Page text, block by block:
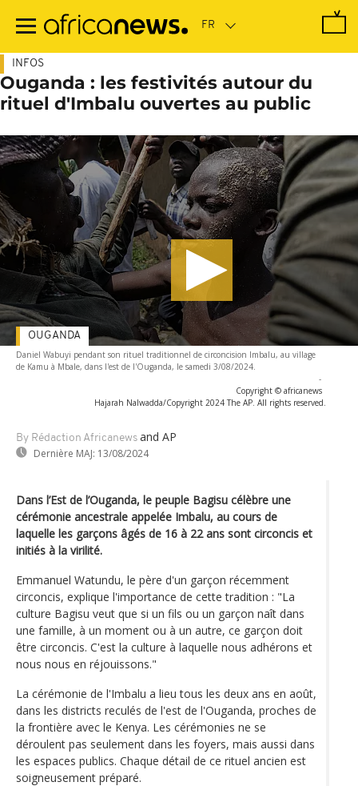
contenu
INFOS
Ouganda : les festivités autour du
rituel d'Imbalu ouvertes au public
Daniel Wabuyi pendant son rituel traditionnel de circoncision Imbalu, au village
de Kamu à Mbale, dans l'est de l'Ouganda, le samedi 3/08/2024.
-
Copyright © africanews
Hajarah Nalwadda/Copyright 2024 The AP. All rights reserved.
By Rédaction Africanews and AP
Dernière MAJ: 13/08/2024
OUGANDA
Dans l’Est de l’Ouganda, le peuple Bagisu célèbre une
cérémonie ancestrale appelée Imbalu, au cours de
laquelle les garçons âgés de 16 à 22 ans sont circoncis et
initiés à la virilité.
Emmanuel Watundu, le père d'un garçon récemment
circoncis, explique l'importance de cette tradition : "La
culture Bagisu veut que si un fils ou un garçon naît dans
une famille, à un moment ou à un autre, ce garçon doit
être circoncis. C'est la culture à laquelle nous adhérons et
nous nous en réjouissons."
La cérémonie de l'Imbalu a lieu tous les deux ans en août,
dans les districts reculés de l'est de l'Ouganda, proches de
la frontière avec le Kenya. Les cérémonies ne se
déroulent pas seulement dans les foyers, mais aussi dans
les espaces publics. Chaque détail de ce rituel ancien est
soigneusement préparé.